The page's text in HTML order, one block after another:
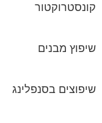
קונסטרוקטור
שיפוץ מבנים
שיפוצים בסנפלינג